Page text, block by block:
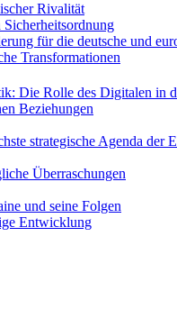
Rivalität
Sicherheitsordnung
für die deutsche und
Transformationen
Die Rolle des Digitalen in
Beziehungen
strategische Agenda der
Überraschungen
und seine Folgen
Entwicklung